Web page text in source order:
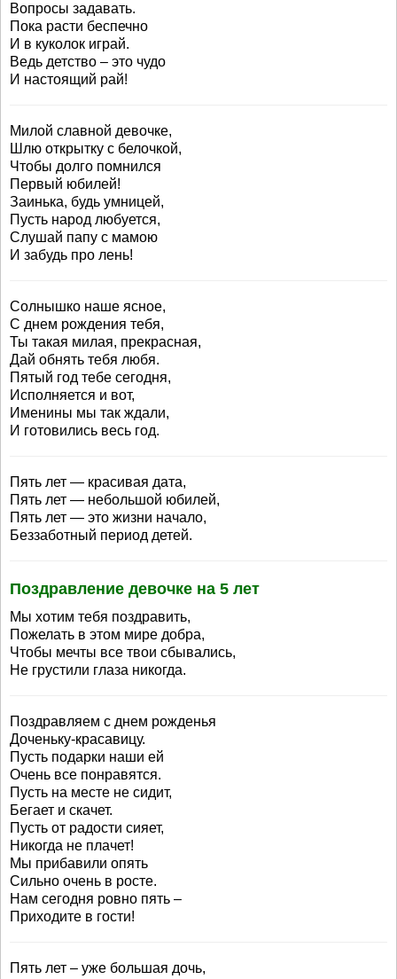
Вопросы задавать.
Пока расти беспечно
И в куколок играй.
Ведь детство – это чудо
И настоящий рай!
Милой славной девочке,
Шлю открытку с белочкой,
Чтобы долго помнился
Первый юбилей!
Заинька, будь умницей,
Пусть народ любуется,
Слушай папу с мамою
И забудь про лень!
Солнышко наше ясное,
С днем рождения тебя,
Ты такая милая, прекрасная,
Дай обнять тебя любя.
Пятый год тебе сегодня,
Исполняется и вот,
Именины мы так ждали,
И готовились весь год.
Пять лет — красивая дата,
Пять лет — небольшой юбилей,
Пять лет — это жизни начало,
Беззаботный период детей.
Поздравление девочке на 5 лет
Мы хотим тебя поздравить,
Пожелать в этом мире добра,
Чтобы мечты все твои сбывались,
Не грустили глаза никогда.
Поздравляем с днем рожденья
Доченьку-красавицу.
Пусть подарки наши ей
Очень все понравятся.
Пусть на месте не сидит,
Бегает и скачет.
Пусть от радости сияет,
Никогда не плачет!
Мы прибавили опять
Сильно очень в росте.
Нам сегодня ровно пять –
Приходите в гости!
Пять лет – уже большая дочь,